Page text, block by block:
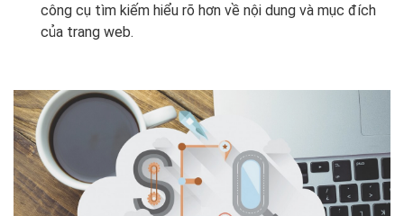
công cụ tìm kiếm hiểu rõ hơn về nội dung và mục đích
của trang web.